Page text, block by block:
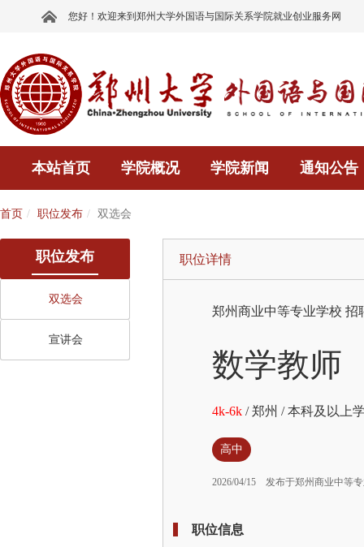
您好！欢迎来到郑州大学外国语与国际关系学院就业创业服务网
本站首页 学院概况 学院新闻 通知公告
首页 职位发布 双选会
职位发布
双选会
宣讲会
职位详情
郑州商业中等专业学校 招
数学教师
4k-6k /郑州 /本科及以上
高中
2026/04/15 发布于郑州商业中等
职位信息